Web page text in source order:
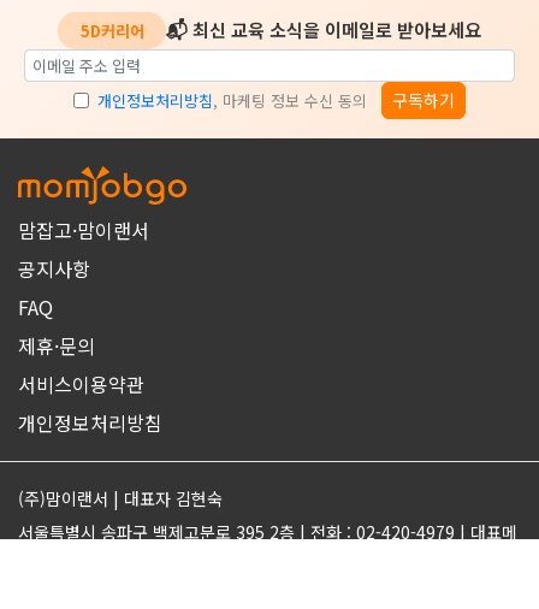
5D커리어 📬 최신 교육 소식을 이메일로 받아보세요
개인정보처리방침, 마케팅 정보 수신 동의 구독하기
맘잡고·맘이랜서
공지사항
FAQ
제휴·문의
서비스이용약관
개인정보처리방침
(주)맘이랜서 | 대표자 김현숙
서울특별시 송파구 백제고분로 395 2층 | 전화 : 02-420-4979 | 대표메